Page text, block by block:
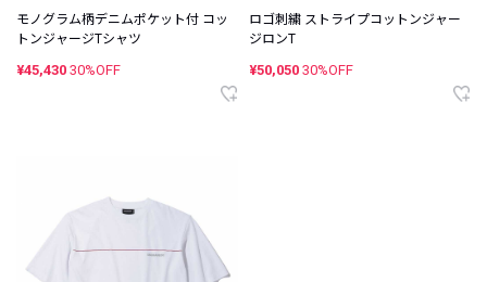
モノグラム柄デニムポケット付 コッ
トンジャージTシャツ
¥45,430 30%OFF
ロゴ刺繍 ストライプコットンジャー
ジロンT
¥50,050 30%OFF